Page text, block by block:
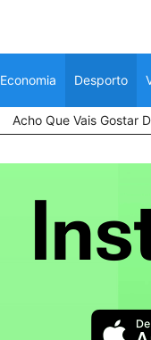
Economia Desporto
Acho Que Vais Gostar